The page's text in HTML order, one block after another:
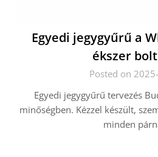
Egyedi jegygyűrű a
ékszer
Posted on
Egyedi jegygyűrű tervezés
minőségben. Kézzel készült,
minden